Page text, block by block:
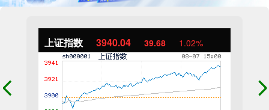
上证指数 3940.04 39.68 1.02%